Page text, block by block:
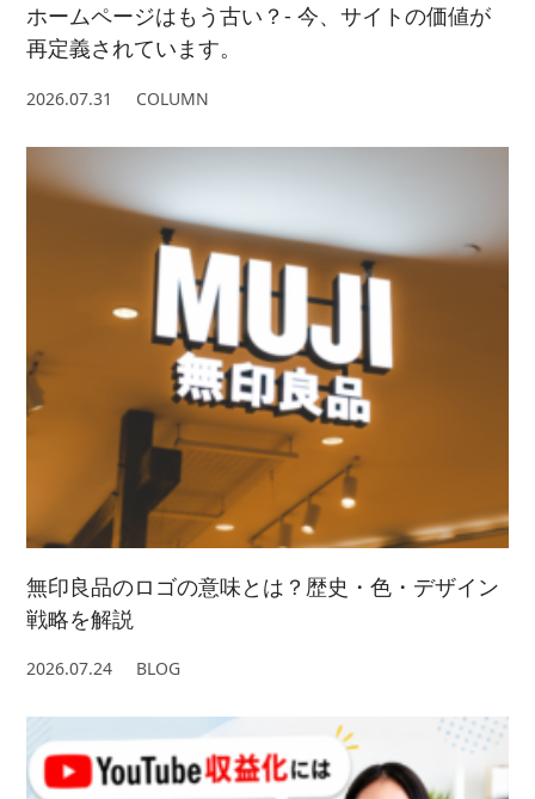
ホームページはもう古い？- 今、サイトの価値が
再定義されています。
2026.07.31 COLUMN
無印良品のロゴの意味とは？歴史・色・デザイン
戦略を解説
2026.07.24 BLOG